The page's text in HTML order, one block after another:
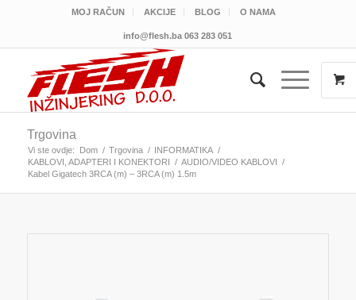
MOJ RAČUN AKCIJE BLOG O NAMA
info@flesh.ba 063 283 051
Trgovina
Vi ste ovdje: Dom / Trgovina / INFORMATIKA /
KABLOVI, ADAPTERI I KONEKTORI / AUDIO/VIDEO KABLOVI /
Kabel Gigatech 3RCA (m) – 3RCA (m) 1.5m